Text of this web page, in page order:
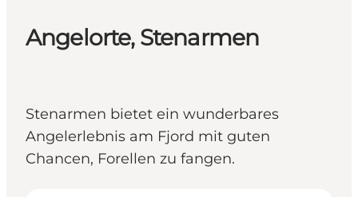
Angelorte, Stenarmen
Stenarmen bietet ein wunderbares
Angelerlebnis am Fjord mit guten
Chancen, Forellen zu fangen.